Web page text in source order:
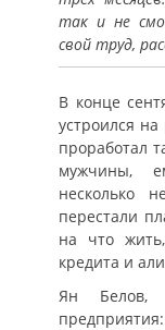
так и не
свой труд,
В конце
устроился
проработал
мужчины,
несколько
перестали
на что
кредита и
Ян Белов,